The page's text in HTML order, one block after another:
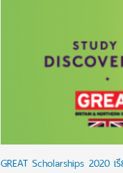
GREAT Scholarships 2020